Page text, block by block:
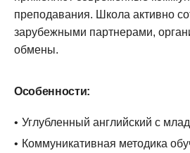
преподавания. Школа активно
зарубежными партнерами,
обмены.
Особенности:
Углубленный английский с
Коммуникативная методика